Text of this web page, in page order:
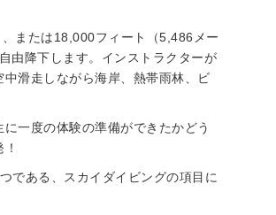
または18,000フィート（5,486メー
由降下します。インストラクターが
滑走しながら海岸、熱帯雨林、ビ
一度の体験の準備ができたかどう
である、スカイダイビングの項目に